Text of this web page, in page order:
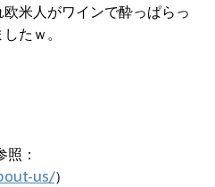
米人がワインで酔っぱらっ
たｗ。
：
us/）